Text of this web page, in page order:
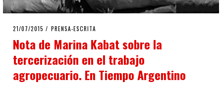
POSTED
21/07/2015 PRENSA-ESCRITA
Nota de Marina Kabat sobre la
tercerización en el trabajo
agropecuario. En Tiempo Argentino